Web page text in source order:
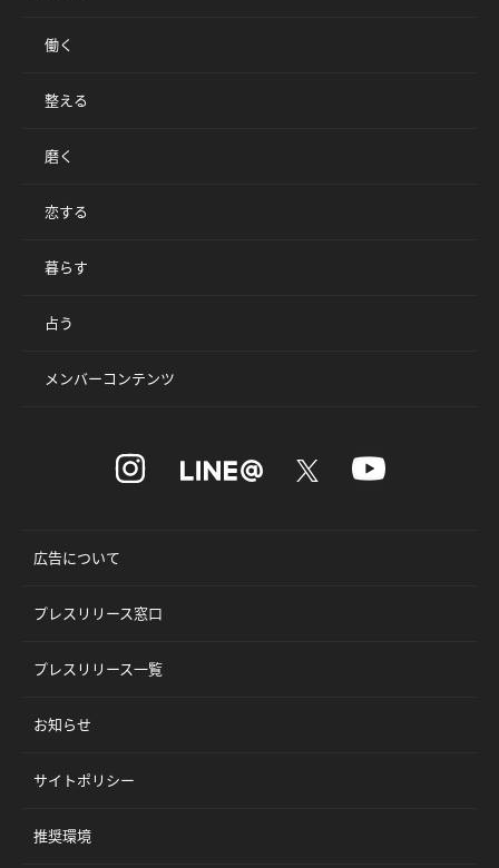
働く
整える
磨く
恋する
暮らす
占う
メンバーコンテンツ
広告について
プレスリリース窓口
プレスリリース一覧
お知らせ
サイトポリシー
推奨環境